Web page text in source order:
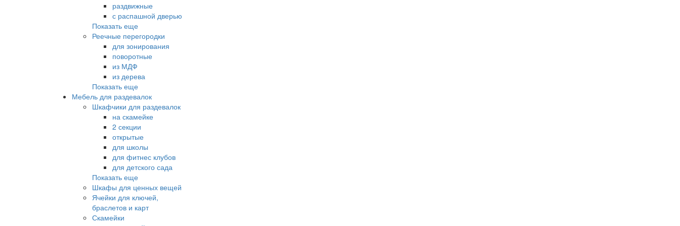
раздвижные
с распашной дверью
Показать еще
Реечные перегородки
для зонирования
поворотные
из МДФ
из дерева
Показать еще
Мебель для раздевалок
Шкафчики для раздевалок
на скамейке
2 секции
открытые
для школы
для фитнес клубов
для детского сада
Показать еще
Шкафы для ценных вещей
Ячейки для ключей,
браслетов и карт
Скамейки